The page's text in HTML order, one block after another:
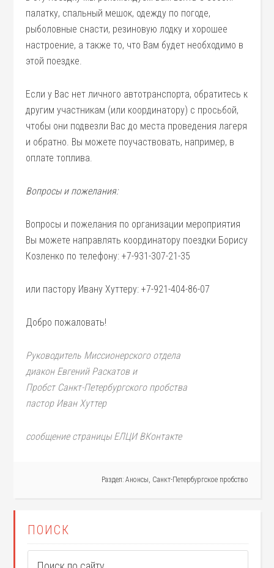
палатку, спальный мешок, одежду по погоде,
рыболовные снасти, резиновую лодку и хорошее
настроение, а также то, что Вам будет необходимо в
этой поездке.
Если у Вас нет личного автотранспорта, обратитесь к
другим участникам (или координатору) с просьбой,
чтобы они подвезли Вас до места проведения лагеря
и обратно. Вы можете поучаствовать, например, в
оплате топлива.
Вопросы и пожелания:
Вопросы и пожелания по организации мероприятия
Вы можете направлять координатору поездки Борису
Козленко по телефону: +7-931-307-21-35
или пастору Ивану Хуттеру: +7-921-404-86-07
Добро пожаловать!
Руководитель Миссионерского отдела
диакон Евгений Раскатов и
Пробст Санкт-Петербургского пробства
пастор Иван Хуттер
сообщение страницы ЕЛЦИ ВКонтакте
Раздел: Анонсы, Санкт-Петербургское пробство
ПОИСК